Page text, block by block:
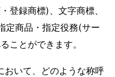
登録商標)、文字商標、
定商品・指定役務(サー
ことができます。
おいて、どのような称呼